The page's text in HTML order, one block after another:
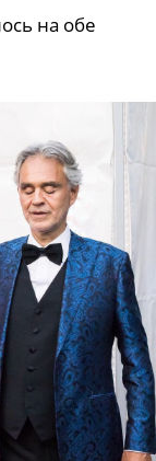
на обе